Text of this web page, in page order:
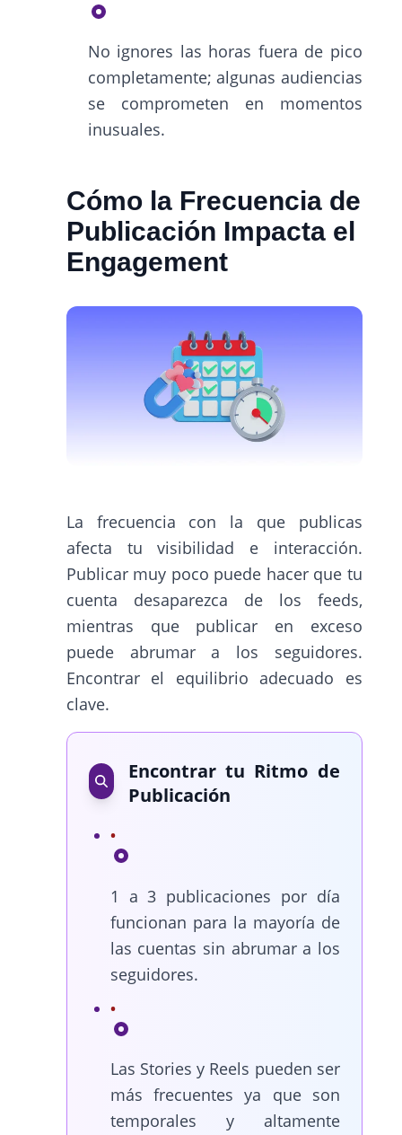
No ignores las horas fuera de pico
completamente; algunas audiencias
se comprometen en momentos
inusuales.
Cómo la Frecuencia de
Publicación Impacta el
Engagement
La frecuencia con la que publicas
afecta tu visibilidad e interacción.
Publicar muy poco puede hacer que tu
cuenta desaparezca de los feeds,
mientras que publicar en exceso
puede abrumar a los seguidores.
Encontrar el equilibrio adecuado es
clave.
Encontrar tu Ritmo de
Publicación
1 a 3 publicaciones por día
funcionan para la mayoría de
las cuentas sin abrumar a los
seguidores.
Las Stories y Reels pueden ser
más frecuentes ya que son
temporales y altamente